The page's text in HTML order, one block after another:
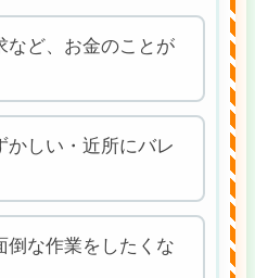
など、お金のことが
かしい・近所にバレ
倒な作業をしたくな